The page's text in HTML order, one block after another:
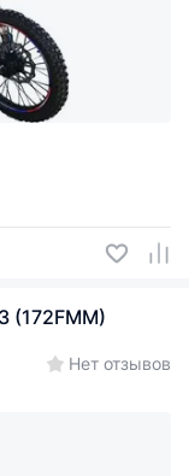
(172FMM)
Нет отзывов